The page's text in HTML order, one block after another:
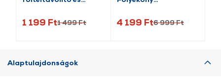
1 199 Ft1 499 Ft 4 199 Ft6 999 Ft
Alaptulajdonságok